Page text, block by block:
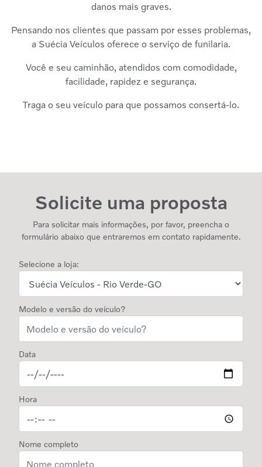
danos mais graves.
Pensando nos clientes que passam por esses problemas,
a Suécia Veículos oferece o serviço de funilaria.
Você e seu caminhão, atendidos com comodidade,
facilidade, rapidez e segurança.
Traga o seu veículo para que possamos consertá-lo.
Solicite uma proposta
Para solicitar mais informações, por favor, preencha o
formulário abaixo que entraremos em contato rapidamente.
Selecione a loja:
Modelo e versão do veículo?
Data
Hora
Nome completo